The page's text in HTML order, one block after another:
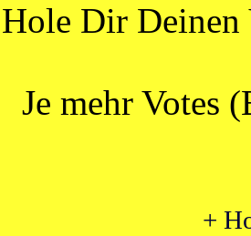
Hole Dir Deinen
Je mehr Votes
+